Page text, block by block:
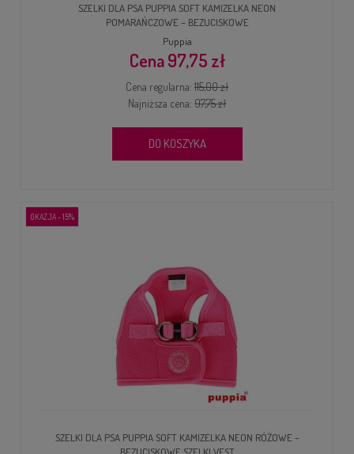
SZELKI DLA PSA PUPPIA SOFT KAMIZELKA NEON
POMARAŃCZOWE – BEZUCISKOWE
Puppia
97,75 zł
Cena regularna: 115,00 zł
Najniższa cena: 97,75 zł
DO KOSZYKA
SZELKI DLA PSA PUPPIA SOFT KAMIZELKA NEON RÓŻOWE –
OKAZJA - 15%